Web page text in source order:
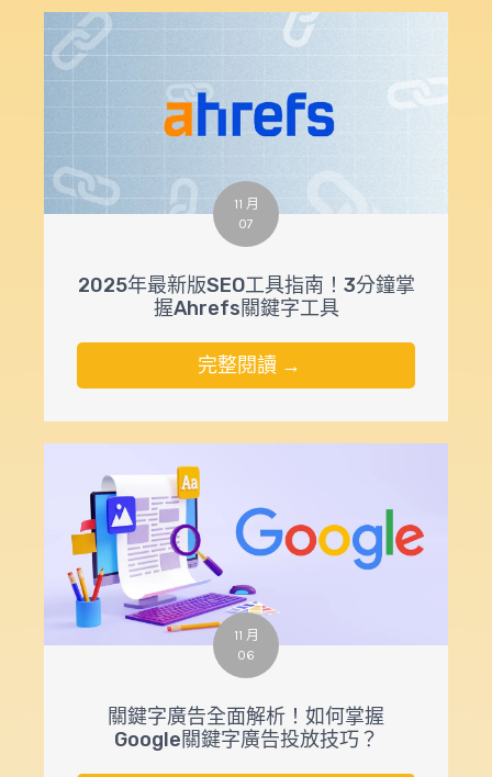
11 月
07
2025年最新版SEO工具指南！3分鐘掌
握Ahrefs關鍵字工具
完整閱讀 →
11 月
06
關鍵字廣告全面解析！如何掌握
Google關鍵字廣告投放技巧？